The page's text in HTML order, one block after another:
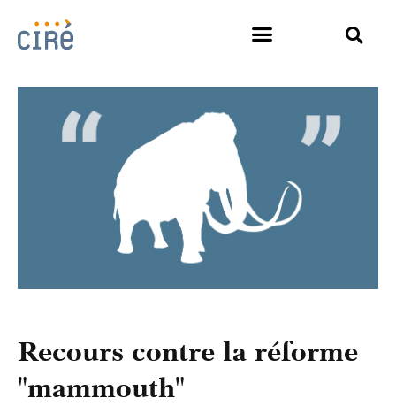
Recours contre la réforme
"mammouth"